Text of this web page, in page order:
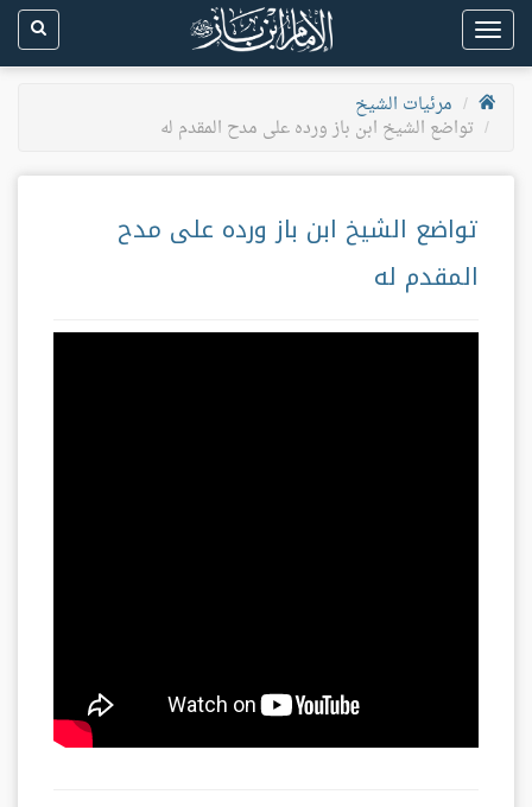
Toggle
navigation
مرئيات الشيخ
تواضع الشيخ ابن باز ورده على مدح المقدم له
تواضع الشيخ ابن باز ورده على مدح
المقدم له